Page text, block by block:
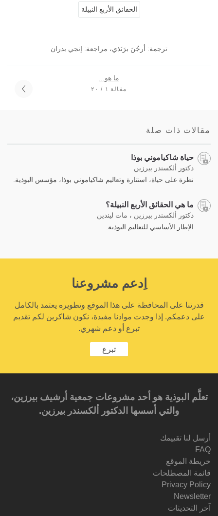
الحقائق الأربع النبيلة
ترجمة: أرجُنَ برَنَذي، مراجعة: إنجي بدران
ما هو...
مقالة ١ / ٢٠
مقالات ذات صلة
حياة شاكياموني بوذا
دكتور ألكسندر بيرزين
نظرة على حياة، استنارة وتعاليم شاكياموني بوذا، مؤسس البوذية.
ما هي الحقائق الأربع النبيلة؟
دكتور ألكسندر بيرزين ، مات ليندين
الإطار الأساسي للتعاليم البوذية.
اِدعم مشروعنا
قدرتنا على المحافظة على هذا الموقع وتطويره يعتمد بالكامل
على دعمكم. إذا وجدت موادنا مفيدة، نكون شاكرين لكم تقديم
تبرع أو دعم شهري.
تبرع
تعلَّم البوذية هو أحد مشروعات جمعية أرشيف بيرزين،
والتي أسسها الدكتور ألكسندر بيرزين.‎‎
أرسل لنا تقييمك
FAQ
خريطة الموقع
قائمة المصطلحات
Privacy Policy
Newsletter
آخر التحديثات